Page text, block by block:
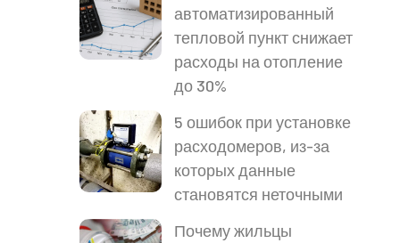
автоматизированный
тепловой пункт снижает
расходы на отопление
до 30%
5 ошибок при установке
расходомеров, из-за
которых данные
становятся неточными
Почему жильцы